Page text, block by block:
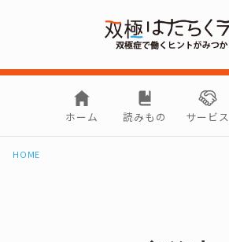
ホーム 読みもの サービス
HOME